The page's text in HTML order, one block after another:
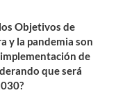
Objetivos de
y la pandemia son
de
que será